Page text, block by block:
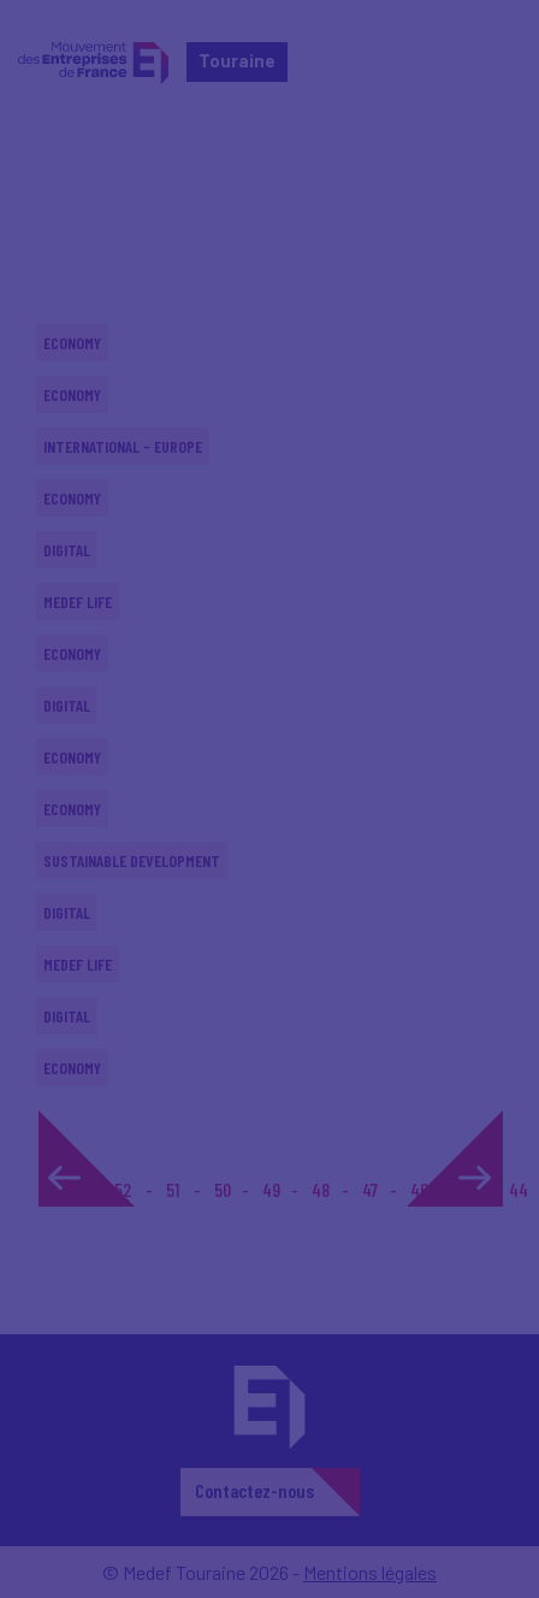
Touraine
ECONOMY
ECONOMY
INTERNATIONAL - EUROPE
ECONOMY
DIGITAL
MEDEF LIFE
ECONOMY
DIGITAL
ECONOMY
ECONOMY
SUSTAINABLE DEVELOPMENT
DIGITAL
MEDEF LIFE
DIGITAL
ECONOMY
1... 52 51 50 49 48 47 46 45 44
Contactez-nous
© Medef Touraine 2026 - Mentions légales